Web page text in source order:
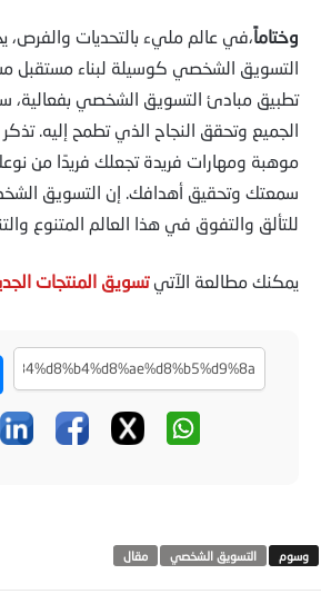
وختاماً،في عالم مليء بالتحديات والفرص،
التسويق الشخصي كوسيلة لبناء مستقبل
تطبيق مبادئ التسويق الشخصي بفعالية،
الجميع وتحقق النجاح الذي تطمح إليه. تذكر
موهبة ومهارات فريدة تجعلك فريدًا من
سمعتك وتحقيق أهدافك. إن التسويق
للتألق والتفوق في هذا العالم المتنوع
يمكنك مطالعة الآتيتسويق المنتجات
التسويق الشخصي مقال